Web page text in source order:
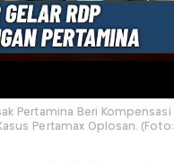
Pertamina Beri Kompensasi
Pertamax Oplosan.